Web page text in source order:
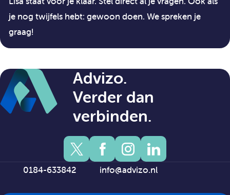
je nog twijfels hebt: gewoon doen. We spreken je
graag!
Advizo.
Verder dan
verbinden.
0184-633842 info@advizo.nl